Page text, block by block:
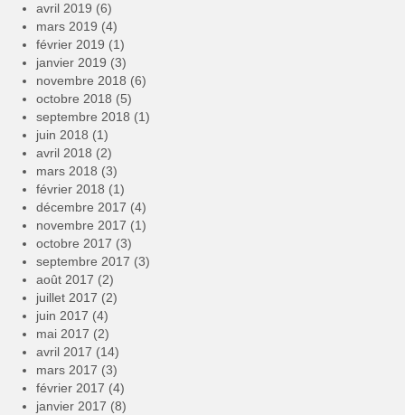
avril 2019 (6)
mars 2019 (4)
février 2019 (1)
janvier 2019 (3)
novembre 2018 (6)
octobre 2018 (5)
septembre 2018 (1)
juin 2018 (1)
avril 2018 (2)
mars 2018 (3)
février 2018 (1)
décembre 2017 (4)
novembre 2017 (1)
octobre 2017 (3)
septembre 2017 (3)
août 2017 (2)
juillet 2017 (2)
juin 2017 (4)
mai 2017 (2)
avril 2017 (14)
mars 2017 (3)
février 2017 (4)
janvier 2017 (8)